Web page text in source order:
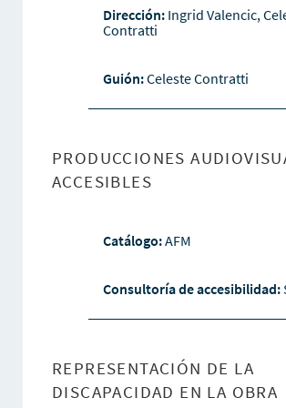
Dirección: Ingrid Valencic,
Contratti
Guión:Celeste Contratti
PRODUCCIONES
ACCESIBLES
Catálogo:AFM
Consultoría de accesibilidad:
REPRESENTACIÓN DE LA
DISCAPACIDAD EN LA OBRA